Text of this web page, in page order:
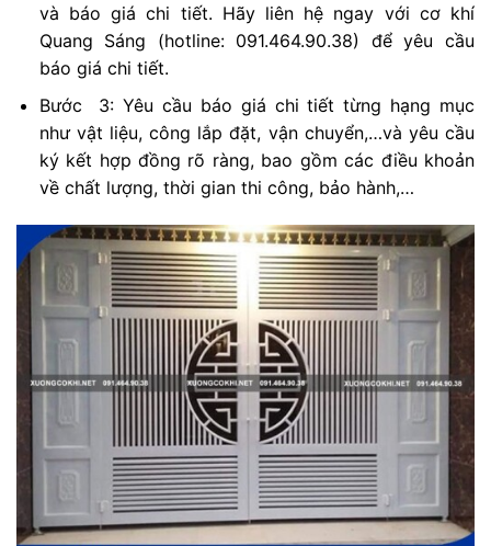
và báo giá chi tiết. Hãy liên hệ ngay với cơ khí
Quang Sáng (hotline: 091.464.90.38) để yêu cầu
báo giá chi tiết.
Bước 3: Yêu cầu báo giá chi tiết từng hạng mục
như vật liệu, công lắp đặt, vận chuyển,…và yêu cầu
ký kết hợp đồng rõ ràng, bao gồm các điều khoản
về chất lượng, thời gian thi công, bảo hành,…